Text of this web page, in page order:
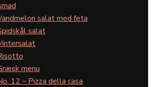
salat med feta
salat
menu
12 – Pizza della casa